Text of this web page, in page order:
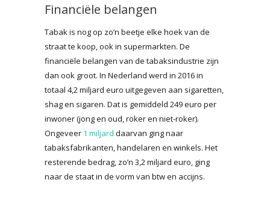
Financiële belangen
Tabak is nog op zo’n beetje elke hoek van de
straat te koop, ook in supermarkten. De
financiële belangen van de tabaksindustrie zijn
dan ook groot. In Nederland werd in 2016 in
totaal 4,2 miljard euro uitgegeven aan sigaretten,
shag en sigaren. Dat is gemiddeld 249 euro per
inwoner (jong en oud, roker en niet-roker).
Ongeveer 1 miljard daarvan ging naar
tabaksfabrikanten, handelaren en winkels. Het
resterende bedrag, zo’n 3,2 miljard euro, ging
naar de staat in de vorm van btw en accijns.